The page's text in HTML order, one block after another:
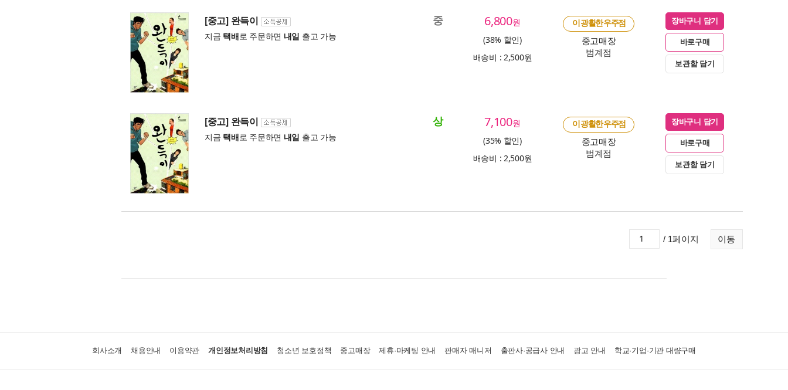
[중고] 완득이
지금 택배로 주문하면 내일 출고 가능
중 6,800원
(38% 할인)
배송비 : 2,500원
이 광활한 우주점
중고매장
범계점
장바구니 담기
바로구매
보관함 담기
[중고] 완득이
지금 택배로 주문하면 내일 출고 가능
상 7,100원
(35% 할인)
배송비 : 2,500원
이 광활한 우주점
중고매장
범계점
장바구니 담기
바로구매
보관함 담기
이동
/ 1페이지
회사소개 채용안내 이용약관 개인정보처리방침 청소년 보호정책 중고매장 제휴·마케팅 안내 판매자 매니저 출판사·공급사 안내 광고 안내 학교·기업·기관 대량구매